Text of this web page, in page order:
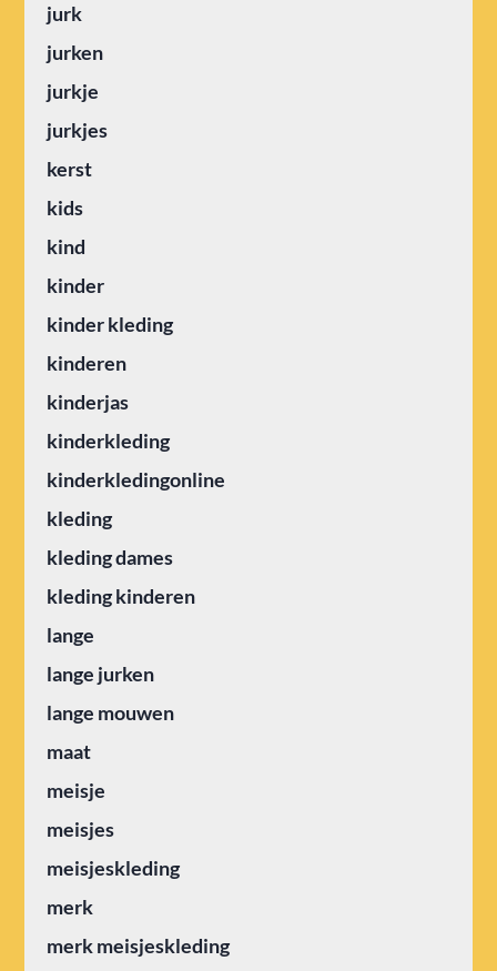
jurk
jurken
jurkje
jurkjes
kerst
kids
kind
kinder
kinder kleding
kinderen
kinderjas
kinderkleding
kinderkledingonline
kleding
kleding dames
kleding kinderen
lange
lange jurken
lange mouwen
maat
meisje
meisjes
meisjeskleding
merk
merk meisjeskleding